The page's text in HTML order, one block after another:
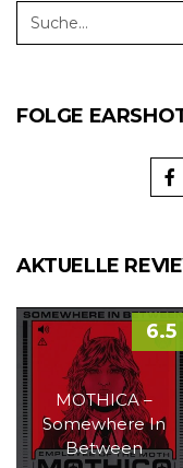
FOLGE
AKTUELLE
MOTHICA –
Somewhere In
Between
6.5